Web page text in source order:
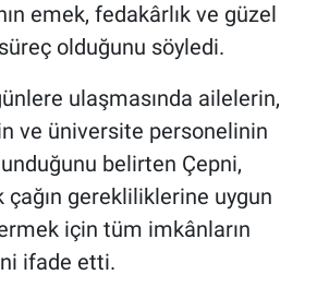
emek, fedakârlık ve güzel
olduğunu söyledi.
ulaşmasında ailelerin,
ve üniversite personelinin
belirten Çepni,
gerekliliklerine uygun
için tüm imkânların
ifade etti.